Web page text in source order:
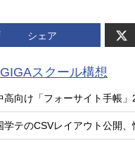
シェア
GIGAスクール構想